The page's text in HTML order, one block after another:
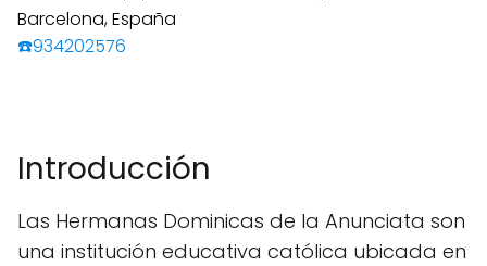
☎️934202576
Introducción
Las Hermanas Dominicas de la Anunciata son
una institución educativa católica ubicada en